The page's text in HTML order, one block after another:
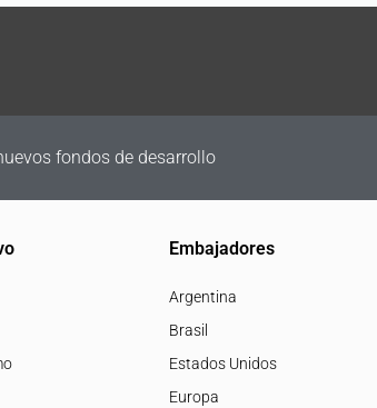
fondos de desarrollo
Embajadores
Argentina
Brasil
Estados Unidos
Europa